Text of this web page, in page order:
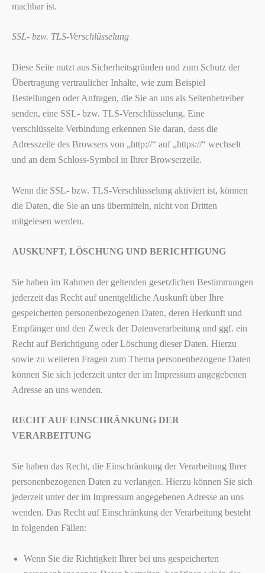
machbar ist.
SSL- bzw. TLS-Verschlüsselung
Diese Seite nutzt aus Sicherheitsgründen und zum Schutz der
Übertragung vertraulicher Inhalte, wie zum Beispiel
Bestellungen oder Anfragen, die Sie an uns als Seitenbetreiber
senden, eine SSL- bzw. TLS-Verschlüsselung. Eine
verschlüsselte Verbindung erkennen Sie daran, dass die
Adresszeile des Browsers von „http://“ auf „https://“ wechselt
und an dem Schloss-Symbol in Ihrer Browserzeile.
Wenn die SSL- bzw. TLS-Verschlüsselung aktiviert ist, können
die Daten, die Sie an uns übermitteln, nicht von Dritten
mitgelesen werden.
AUSKUNFT, LÖSCHUNG UND BERICHTIGUNG
Sie haben im Rahmen der geltenden gesetzlichen Bestimmungen
jederzeit das Recht auf unentgeltliche Auskunft über Ihre
gespeicherten personenbezogenen Daten, deren Herkunft und
Empfänger und den Zweck der Datenverarbeitung und ggf. ein
Recht auf Berichtigung oder Löschung dieser Daten. Hierzu
sowie zu weiteren Fragen zum Thema personenbezogene Daten
können Sie sich jederzeit unter der im Impressum angegebenen
Adresse an uns wenden.
RECHT AUF EINSCHRÄNKUNG DER
VERARBEITUNG
Sie haben das Recht, die Einschränkung der Verarbeitung Ihrer
personenbezogenen Daten zu verlangen. Hierzu können Sie sich
jederzeit unter der im Impressum angegebenen Adresse an uns
wenden. Das Recht auf Einschränkung der Verarbeitung besteht
in folgenden Fällen:
Wenn Sie die Richtigkeit Ihrer bei uns gespeicherten